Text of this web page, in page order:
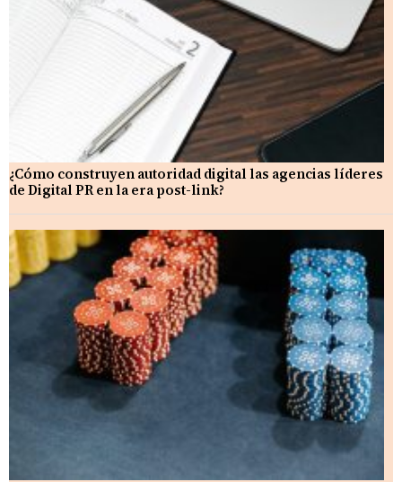
¿Cómo construyen autoridad digital las agencias líderes
de Digital PR en la era post-link?